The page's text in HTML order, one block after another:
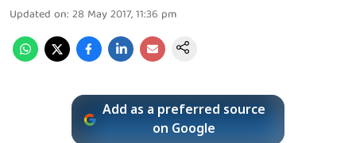
Updated on: 28 May 2017, 11:36 pm
Add as a preferred source
on Google